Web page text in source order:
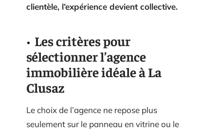
clientèle, l’expérience devient collective.
Les critères pour
sélectionner l’agence
immobilière idéale à La
Clusaz
Le choix de l’agence ne repose plus
seulement sur le panneau en vitrine ou le